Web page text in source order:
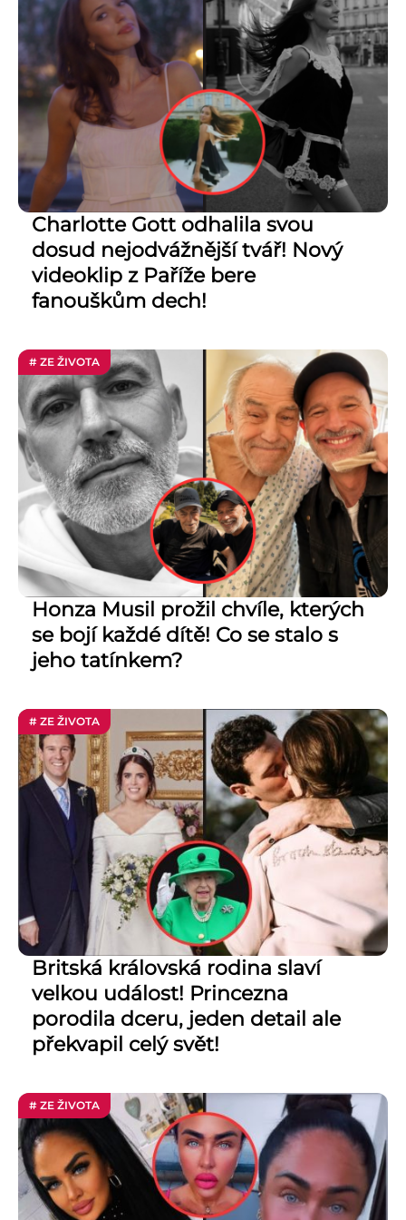
Charlotte Gott odhalila svou
dosud nejodvážnější tvář! Nový
videoklip z Paříže bere
fanouškům dech!
# ZE ŽIVOTA
Honza Musil prožil chvíle, kterých
se bojí každé dítě! Co se stalo s
jeho tatínkem?
# ZE ŽIVOTA
Britská královská rodina slaví
velkou událost! Princezna
porodila dceru, jeden detail ale
překvapil celý svět!
# ZE ŽIVOTA